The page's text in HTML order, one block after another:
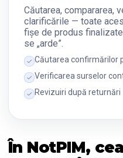
Căutarea, compararea,
clarificările — toate
fișe de produs
se „arde”.
Căutarea confirmărilor
Verificarea surselor
Revizuiri după returnări
În NotPIM,